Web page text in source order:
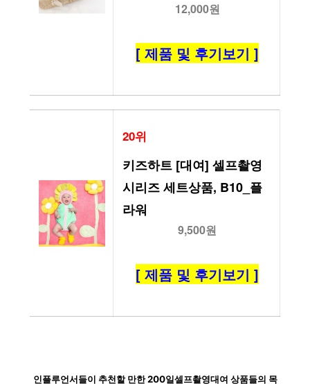
12,000원
[ 제품 및 후기보기 ]
20위
키즈하트 [대여] 셀프촬영
시리즈 세트상품, B10_플
라워
9,500원
[ 제품 및 후기보기 ]
인플루언서들이 추천할 만한 200일셀프촬영대여 상품들의 목